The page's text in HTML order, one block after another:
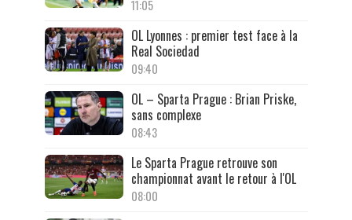
11:05
OL Lyonnes : premier test face à la
Real Sociedad
09:40
OL – Sparta Prague : Brian Priske,
sans complexe
08:43
Le Sparta Prague retrouve son
championnat avant le retour à l'OL
08:00